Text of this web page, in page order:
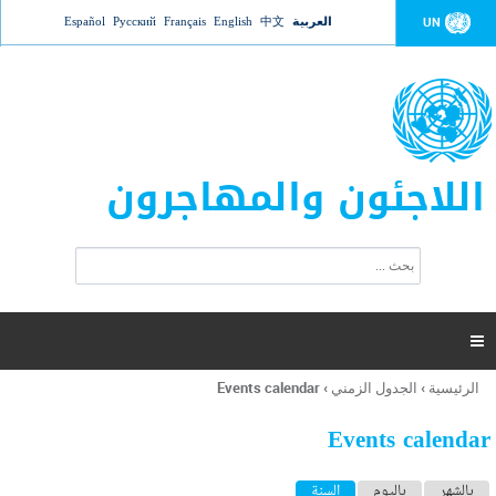
Jump to navigation UN العربية 中文
English
Français
Русский
Español
اللاجئون والمهاجرون
ت
ر
ل
ح
ب

أنت
هنا
الرئيسية › الجدول الزمني ›
Events calendar
Events calendar